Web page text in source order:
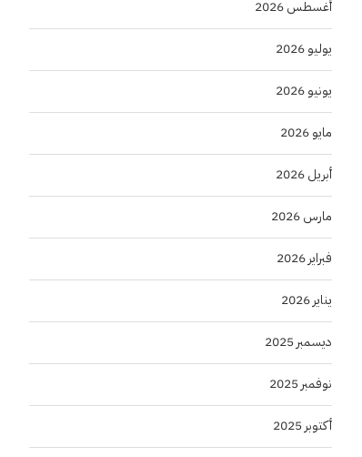
أغسطس 2026
يوليو 2026
يونيو 2026
مايو 2026
أبريل 2026
مارس 2026
فبراير 2026
يناير 2026
ديسمبر 2025
نوفمبر 2025
أكتوبر 2025